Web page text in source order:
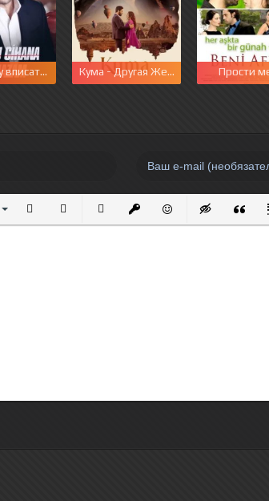
вписаться в этот мирКума - Другая Жена Прости
Нумерованный список
Маркированный список
Вставить ссылку
Вставить защищенную
Вставить смайлик
Вставка